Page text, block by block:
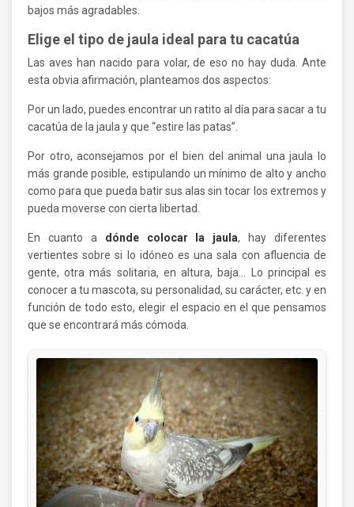
bajos más agradables.
Elige el tipo de jaula ideal para tu cacatúa
Las aves han nacido para volar, de eso no hay duda. Ante
esta obvia afirmación, planteamos dos aspectos:
Por un lado, puedes encontrar un ratito al día para sacar a tu
cacatúa de la jaula y que “estire las patas”.
Por otro, aconsejamos por el bien del animal una jaula lo
más grande posible, estipulando un mínimo de alto y ancho
como para que pueda batir sus alas sin tocar los extremos y
pueda moverse con cierta libertad.
En cuanto a dónde colocar la jaula, hay diferentes
vertientes sobre si lo idóneo es una sala con afluencia de
gente, otra más solitaria, en altura, baja… Lo principal es
conocer a tu mascota, su personalidad, su carácter, etc. y en
función de todo esto, elegir el espacio en el que pensamos
que se encontrará más cómoda.